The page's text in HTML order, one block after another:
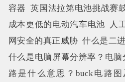
容器 英国法拉第电池挑战赛
成本更低的电动汽车电池
人
网安全的真正威胁 什么是二
什么是电脑屏幕分辨率？电脑
路是什么意思？buck电路